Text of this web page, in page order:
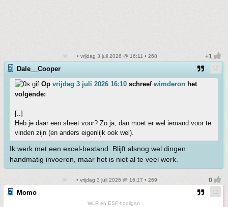
• vrijdag 3 juli 2026 @ 16:11 • 268
Dale__Cooper
Op vrijdag 3 juli 2026 16:10 schreef wimderon het
volgende:
[..]
Heb je daar een sheet voor? Zo ja, dan moet er wel iemand voor te
vinden zijn (en anders eigenlijk ook wel).
Ik werk met een excel-bestand. Blijft alsnog wel dingen
handmatig invoeren, maar het is niet al te veel werk.
• vrijdag 3 juli 2026 @ 16:17 • 269
Momo
WLR en ESF hooligan